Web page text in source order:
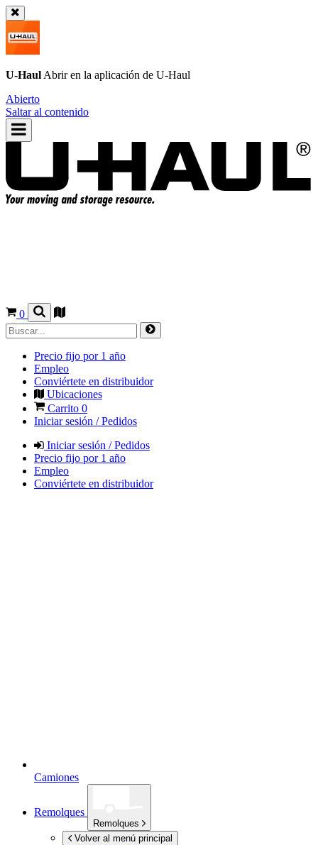
U-Haul Abrir en la aplicación de U-Haul
Abierto
Saltar al contenido
0
Precio fijo por 1 año
Empleo
Conviértete en distribuidor
Ubicaciones
Carrito 0
Iniciar sesión / Pedidos
Iniciar sesión / Pedidos
Precio fijo por 1 año
Empleo
Conviértete en distribuidor
Camiones
Remolques
Remolques
Volver al menú principal